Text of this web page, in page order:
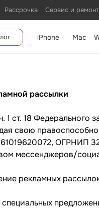
Сервис и ремонт
Рассрочка
Mac
iPhone
рассылки
1 ст. 18
свою
ОГРНИП
мессенджеров/
рекламных